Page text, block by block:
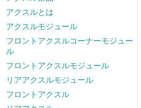
アクスルとは
アクスルモジュール
フロントアクスルコーナーモジュー
ル
フロントアクスルモジュール
リアアクスルモジュール
フロントアクスル